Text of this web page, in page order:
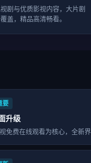
剧与优质影视内容，大片剧
盖，精品高清畅看。
要
升级
免费在线观看为核心，全新